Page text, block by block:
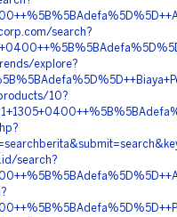
search?
explore?
10?
search?